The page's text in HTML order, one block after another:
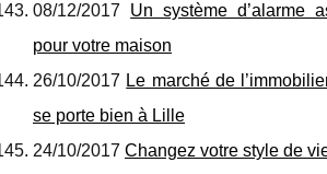
08/12/2017 Un système d’alarme
pour votre maison
26/10/2017 Le marché de
se porte bien à Lille
24/10/2017 Changez votre style de